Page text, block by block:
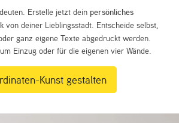
Erstelle jetzt dein persönliches
von deiner Lieblingsstadt. Entscheide selbst,
ganz eigene Texte abgedruckt werden.
Einzug oder für die eigenen vier Wände.
Kunst gestalten